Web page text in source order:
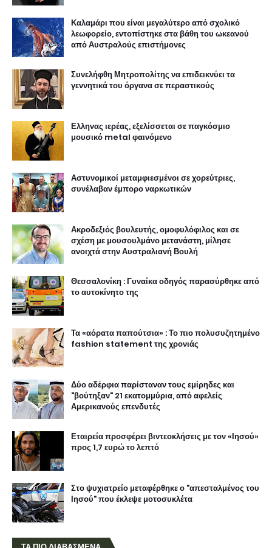
Καλαμάρι που είναι μεγαλύτερο από σχολικό
λεωφορείο, εντοπίστηκε στα βάθη του ωκεανού
από Αυστραλούς επιστήμονες
Συνελήφθη Μητροπολίτης να επιδεικνύει τα
γεννητικά του όργανα σε περαστικούς
Ελληνας ιερέας, εξελίσσεται σε παγκόσμιο
μουσικό metal φαινόμενο
Αστυνομικοί μεταμφιεσμένοι σε χορεύτριες,
συνέλαβαν έμπορο ναρκωτικών
Ακροδεξιός βουλευτής, ομοφυλόφιλος και σε
σχέση με μουσουλμάνο μετανάστη, μίλησε
ανοιχτά στην Αυστραλιανή Βουλή
Θεσσαλονίκη : Γυναίκα οδηγός παρασύρθηκε από
το αυτοκίνητο της
Τα «αόρατα παπούτσια» : Το πιο πολυσυζητημένο
fashion statement της χρονιάς
Δύο αδέρφια παρίσταναν τους εμίρηδες και
"βούτηξαν" 21 εκατομμύρια, από αφελείς
Αμερικανούς επενδυτές
Εταιρεία προσφέρει βιντεοκλήσεις με τον «Ιησού»
προς 1,7 ευρώ το λεπτό
Στο ψυχιατρείο μεταφέρθηκε ο "απεσταλμένος του
Ιησού" που έκλεψε μοτοσυκλέτα